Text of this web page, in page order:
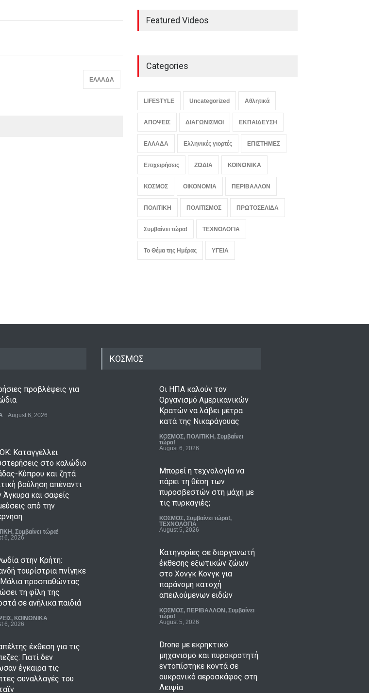
ΕΛΛΑΔΑ
Featured Videos
Categories
LIFESTYLE Uncategorized Αθλητικά
ΑΠΟΨΕΙΣ ΔΙΑΓΩΝΙΣΜΟΙ ΕΚΠΑΙΔΕΥΣΗ
ΕΛΛΑΔΑ Ελληνικές γιορτές ΕΠΙΣΤΗΜΕΣ
Επιχειρήσεις ΖΩΔΙΑ ΚΟΙΝΩΝΙΚΑ
ΚΟΣΜΟΣ ΟΙΚΟΝΟΜΙΑ ΠΕΡΙΒΑΛΛΟΝ
ΠΟΛΙΤΙΚΗ ΠΟΛΙΤΙΣΜΟΣ ΠΡΩΤΟΣΕΛΙΔΑ
Συμβαίνει τώρα! ΤΕΧΝΟΛΟΓΙΑ
Το Θέμα της Ημέρας ΥΓΕΙΑ
προβλέψεις για
August 6, 2026
Καταγγέλλει
στο καλώδιο
Κύπρου και ζητά
βούληση απέναντι
Άγκυρα και σαφείς
από την
, Συμβαίνει τώρα!
6, 2026
στην Κρήτη:
τουρίστρια πνίγηκε
προσπαθώντας
τη φίλη της
σε ανήλικα παιδιά
, ΚΟΙΝΩΝΙΚΑ
6, 2026
έκθεση για τις
Γιατί δεν
έγκαιρα τις
συναλλαγές του
ΚΟΣΜΟΣ
Οι ΗΠΑ καλούν τον
Οργανισμό Αμερικανικών
Κρατών να λάβει μέτρα
κατά της Νικαράγουας
ΚΟΣΜΟΣ, ΠΟΛΙΤΙΚΗ , Συμβαίνει
τώρα!
August 6, 2026
Μπορεί η τεχνολογία να
πάρει τη θέση των
πυροσβεστών στη μάχη με
τις πυρκαγιές;
ΚΟΣΜΟΣ, Συμβαίνει τώρα!,
ΤΕΧΝΟΛΟΓΙΑ
August 5, 2026
Κατηγορίες σε διοργανωτή
έκθεσης εξωτικών ζώων
στο Χονγκ Κονγκ για
παράνομη κατοχή
απειλούμενων ειδών
ΚΟΣΜΟΣ, ΠΕΡΙΒΑΛΛΟΝ , Συμβαίνει
τώρα!
August 5, 2026
Drone με εκρηκτικό
μηχανισμό και πυροκροτητή
εντοπίστηκε κοντά σε
ουκρανικό αεροσκάφος στη
Λειψία